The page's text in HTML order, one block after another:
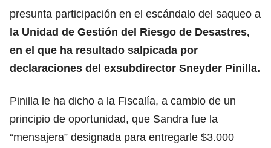
presunta participación en el escándalo del saqueo a
la Unidad de Gestión del Riesgo de Desastres,
en el que ha resultado salpicada por
declaraciones del exsubdirector Sneyder Pinilla.
Pinilla le ha dicho a la Fiscalía, a cambio de un
principio de oportunidad, que Sandra fue la
“mensajera” designada para entregarle $3.000